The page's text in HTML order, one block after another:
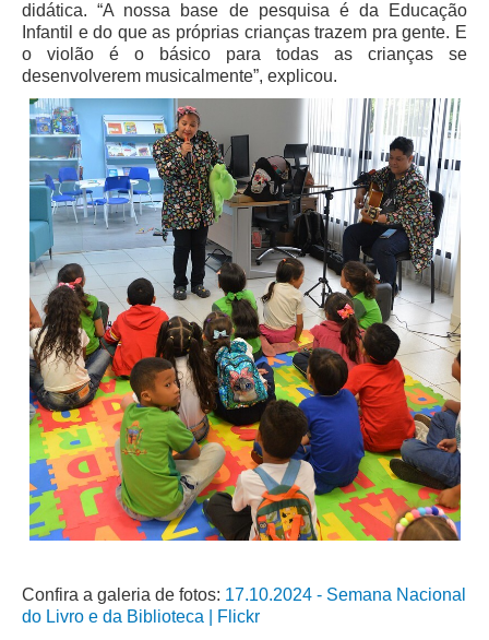
Laboratório de Inovação
Assessoria de Governança de Gestão de Pessoas
Sites Institucionais
Biblioteca
Centro de Memória
Educação a distância
Responsabilidade Socioambiental
Comissão Permanente de Acessibilidade e Inclusão
Escola Judicial
Programa Trabalho Seguro
Coordenadoria de Saúde
Serviços
Ação Trabalhista (Atermação)
Atermação On-line - Interior de Roraima
Agendamento de Reclamação Verbal
didática. “A nossa base de pesquisa é da Educação
Infantil e do que as próprias crianças trazem pra gente. E
o violão é o básico para todas as crianças se
desenvolverem musicalmente”, explicou.
Confira a galeria de fotos: 17.10.2024 - Semana Nacional
do Livro e da Biblioteca | Flickr